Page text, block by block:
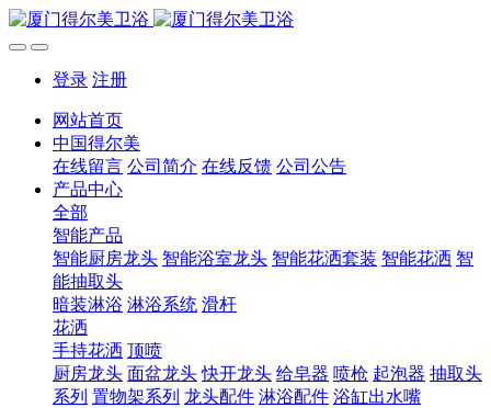
登录 注册
网站首页
中国得尔美
在线留言 公司简介 在线反馈 公司公告
产品中心
全部
智能产品
智能厨房龙头 智能浴室龙头 智能花洒套装 智能花洒 智
能抽取头
暗装淋浴 淋浴系统 滑杆
花洒
手持花洒 顶喷
厨房龙头 面盆龙头 快开龙头 给皂器 喷枪 起泡器 抽取头
系列 置物架系列 龙头配件 淋浴配件 浴缸出水嘴